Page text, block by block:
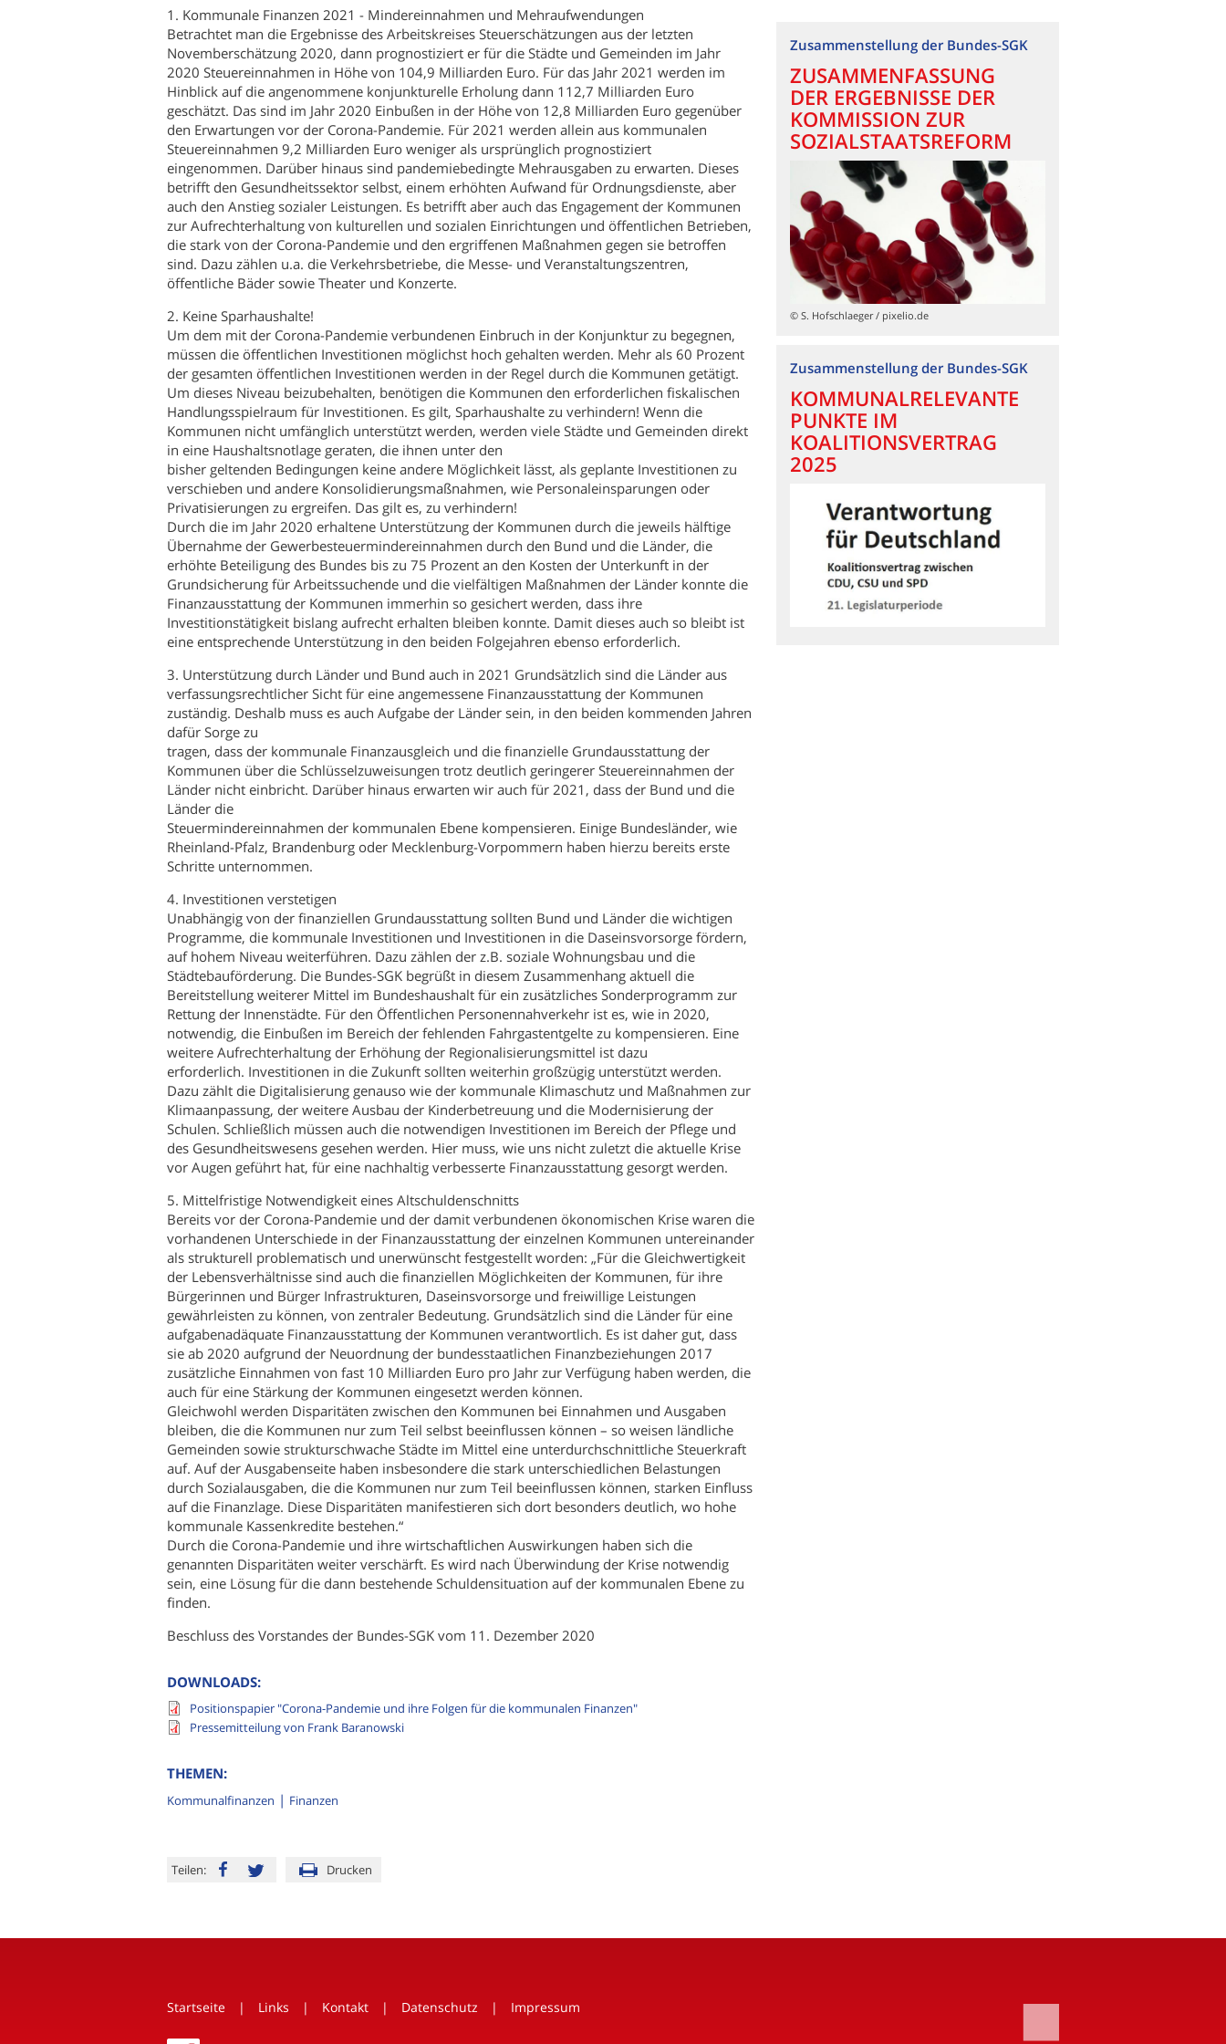
1. Kommunale Finanzen 2021 - Mindereinnahmen und Mehraufwendungen
Betrachtet man die Ergebnisse des Arbeitskreises Steuerschätzungen aus der letzten
Novemberschätzung 2020, dann prognostiziert er für die Städte und Gemeinden im Jahr
2020 Steuereinnahmen in Höhe von 104,9 Milliarden Euro. Für das Jahr 2021 werden im
Hinblick auf die angenommene konjunkturelle Erholung dann 112,7 Milliarden Euro
geschätzt. Das sind im Jahr 2020 Einbußen in der Höhe von 12,8 Milliarden Euro gegenüber
den Erwartungen vor der Corona-Pandemie. Für 2021 werden allein aus kommunalen
Steuereinnahmen 9,2 Milliarden Euro weniger als ursprünglich prognostiziert
eingenommen. Darüber hinaus sind pandemiebedingte Mehrausgaben zu erwarten. Dieses
betrifft den Gesundheitssektor selbst, einem erhöhten Aufwand für Ordnungsdienste, aber
auch den Anstieg sozialer Leistungen. Es betrifft aber auch das Engagement der Kommunen
zur Aufrechterhaltung von kulturellen und sozialen Einrichtungen und öffentlichen Betrieben,
die stark von der Corona-Pandemie und den ergriffenen Maßnahmen gegen sie betroffen
sind. Dazu zählen u.a. die Verkehrsbetriebe, die Messe- und Veranstaltungszentren,
öffentliche Bäder sowie Theater und Konzerte.
2. Keine Sparhaushalte!
Um dem mit der Corona-Pandemie verbundenen Einbruch in der Konjunktur zu begegnen,
müssen die öffentlichen Investitionen möglichst hoch gehalten werden. Mehr als 60 Prozent
der gesamten öffentlichen Investitionen werden in der Regel durch die Kommunen getätigt.
Um dieses Niveau beizubehalten, benötigen die Kommunen den erforderlichen fiskalischen
Handlungsspielraum für Investitionen. Es gilt, Sparhaushalte zu verhindern! Wenn die
Kommunen nicht umfänglich unterstützt werden, werden viele Städte und Gemeinden direkt
in eine Haushaltsnotlage geraten, die ihnen unter den
bisher geltenden Bedingungen keine andere Möglichkeit lässt, als geplante Investitionen zu
verschieben und andere Konsolidierungsmaßnahmen, wie Personaleinsparungen oder
Privatisierungen zu ergreifen. Das gilt es, zu verhindern!
Durch die im Jahr 2020 erhaltene Unterstützung der Kommunen durch die jeweils hälftige
Übernahme der Gewerbesteuermindereinnahmen durch den Bund und die Länder, die
erhöhte Beteiligung des Bundes bis zu 75 Prozent an den Kosten der Unterkunft in der
Grundsicherung für Arbeitssuchende und die vielfältigen Maßnahmen der Länder konnte die
Finanzausstattung der Kommunen immerhin so gesichert werden, dass ihre
Investitionstätigkeit bislang aufrecht erhalten bleiben konnte. Damit dieses auch so bleibt ist
eine entsprechende Unterstützung in den beiden Folgejahren ebenso erforderlich.
3. Unterstützung durch Länder und Bund auch in 2021 Grundsätzlich sind die Länder aus
verfassungsrechtlicher Sicht für eine angemessene Finanzausstattung der Kommunen
zuständig. Deshalb muss es auch Aufgabe der Länder sein, in den beiden kommenden Jahren
dafür Sorge zu
tragen, dass der kommunale Finanzausgleich und die finanzielle Grundausstattung der
Kommunen über die Schlüsselzuweisungen trotz deutlich geringerer Steuereinnahmen der
Länder nicht einbricht. Darüber hinaus erwarten wir auch für 2021, dass der Bund und die
Länder die
Steuermindereinnahmen der kommunalen Ebene kompensieren. Einige Bundesländer, wie
Rheinland-Pfalz, Brandenburg oder Mecklenburg-Vorpommern haben hierzu bereits erste
Schritte unternommen.
4. Investitionen verstetigen
Unabhängig von der finanziellen Grundausstattung sollten Bund und Länder die wichtigen
Programme, die kommunale Investitionen und Investitionen in die Daseinsvorsorge fördern,
auf hohem Niveau weiterführen. Dazu zählen der z.B. soziale Wohnungsbau und die
Städtebauförderung. Die Bundes-SGK begrüßt in diesem Zusammenhang aktuell die
Bereitstellung weiterer Mittel im Bundeshaushalt für ein zusätzliches Sonderprogramm zur
Rettung der Innenstädte. Für den Öffentlichen Personennahverkehr ist es, wie in 2020,
notwendig, die Einbußen im Bereich der fehlenden Fahrgastentgelte zu kompensieren. Eine
weitere Aufrechterhaltung der Erhöhung der Regionalisierungsmittel ist dazu
erforderlich. Investitionen in die Zukunft sollten weiterhin großzügig unterstützt werden.
Dazu zählt die Digitalisierung genauso wie der kommunale Klimaschutz und Maßnahmen zur
Klimaanpassung, der weitere Ausbau der Kinderbetreuung und die Modernisierung der
Schulen. Schließlich müssen auch die notwendigen Investitionen im Bereich der Pflege und
des Gesundheitswesens gesehen werden. Hier muss, wie uns nicht zuletzt die aktuelle Krise
vor Augen geführt hat, für eine nachhaltig verbesserte Finanzausstattung gesorgt werden.
5. Mittelfristige Notwendigkeit eines Altschuldenschnitts
Bereits vor der Corona-Pandemie und der damit verbundenen ökonomischen Krise waren die
vorhandenen Unterschiede in der Finanzausstattung der einzelnen Kommunen untereinander
als strukturell problematisch und unerwünscht festgestellt worden: „Für die Gleichwertigkeit
der Lebensverhältnisse sind auch die finanziellen Möglichkeiten der Kommunen, für ihre
Bürgerinnen und Bürger Infrastrukturen, Daseinsvorsorge und freiwillige Leistungen
gewährleisten zu können, von zentraler Bedeutung. Grundsätzlich sind die Länder für eine
aufgabenadäquate Finanzausstattung der Kommunen verantwortlich. Es ist daher gut, dass
sie ab 2020 aufgrund der Neuordnung der bundesstaatlichen Finanzbeziehungen 2017
zusätzliche Einnahmen von fast 10 Milliarden Euro pro Jahr zur Verfügung haben werden, die
auch für eine Stärkung der Kommunen eingesetzt werden können.
Gleichwohl werden Disparitäten zwischen den Kommunen bei Einnahmen und Ausgaben
bleiben, die die Kommunen nur zum Teil selbst beeinflussen können – so weisen ländliche
Gemeinden sowie strukturschwache Städte im Mittel eine unterdurchschnittliche Steuerkraft
auf. Auf der Ausgabenseite haben insbesondere die stark unterschiedlichen Belastungen
durch Sozialausgaben, die die Kommunen nur zum Teil beeinflussen können, starken Einfluss
auf die Finanzlage. Diese Disparitäten manifestieren sich dort besonders deutlich, wo hohe
kommunale Kassenkredite bestehen.“
Durch die Corona-Pandemie und ihre wirtschaftlichen Auswirkungen haben sich die
genannten Disparitäten weiter verschärft. Es wird nach Überwindung der Krise notwendig
sein, eine Lösung für die dann bestehende Schuldensituation auf der kommunalen Ebene zu
finden.
Beschluss des Vorstandes der Bundes-SGK vom 11. Dezember 2020
DOWNLOADS:
Positionspapier "Corona-Pandemie und ihre Folgen für die kommunalen Finanzen"
Pressemitteilung von Frank Baranowski
THEMEN:
Kommunalfinanzen Finanzen
Teilen: Drucken
Zusammenstellung der Bundes-SGK
ZUSAMMENFASSUNG
DER ERGEBNISSE DER
KOMMISSION ZUR
SOZIALSTAATSREFORM
© S. Hofschlaeger / pixelio.de
Zusammenstellung der Bundes-SGK
KOMMUNALRELEVANTE
PUNKTE IM
KOALITIONSVERTRAG
2025
Startseite Links Kontakt Datenschutz Impressum